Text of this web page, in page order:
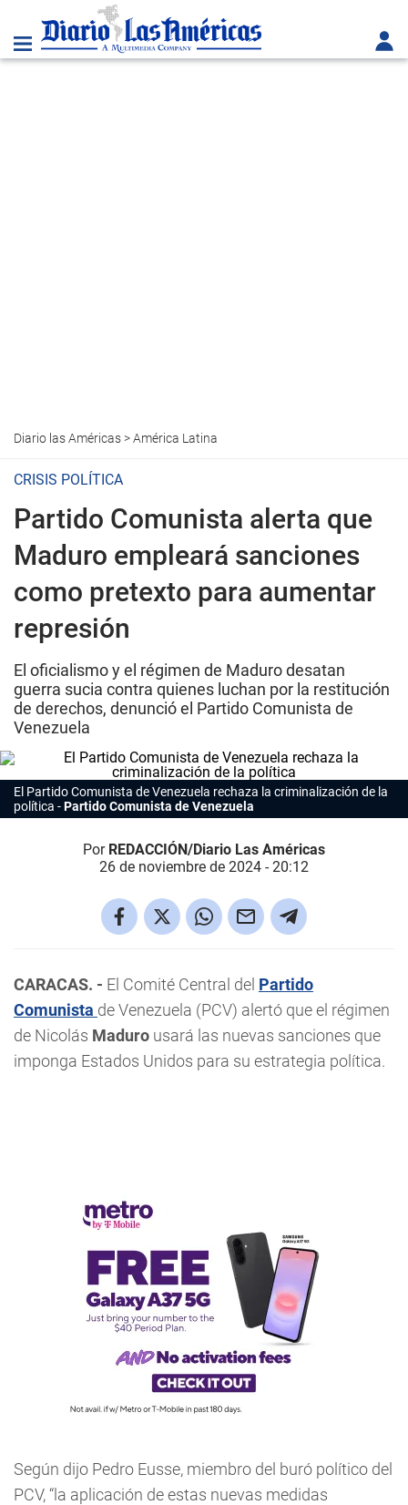
Diario las Américas>América Latina
CRISIS POLÍTICA
Partido Comunista alerta que
Maduro empleará sanciones
como pretexto para aumentar
represión
El oficialismo y el régimen de Maduro desatan
guerra sucia contra quienes luchan por la restitución
de derechos, denunció el Partido Comunista de
Venezuela
El Partido Comunista de Venezuela rechaza la criminalización de la
política
Partido Comunista de Venezuela
Por REDACCIÓN/Diario Las Américas
26 de noviembre de 2024 - 20:12
CARACAS. - El Comité Central del Partido
Comunista de Venezuela (PCV) alertó que el régimen
de Nicolás Maduro usará las nuevas sanciones que
imponga Estados Unidos para su estrategia política.
Según dijo Pedro Eusse, miembro del buró político del
PCV, “la aplicación de estas nuevas medidas